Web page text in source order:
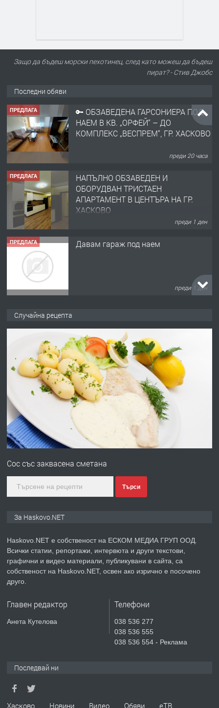
Защо да бъдеш морски пехотинец, след като можеш да бъдеш
пират? - Стив Джобс
Последни обяви
ПРЕДЛАГА
🔑 ОБЗАВЕДЕНА ГАРСОНИЕРА ПОД
НАЕМ В КВ. „ОРФЕЙ“ – ДО
КОМПЛЕКС „ВЕСПРЕМ“, ГР. ХАСКОВО
преди 20 часа
ПРЕДЛАГА
НАПЪЛНО ОБЗАВЕДЕН И
ОБОРУДВАН ТРИСТАЕН
АПАРТАМЕНТ В ЦЕНТЪРА НА ГР.
ХАСКОВО
преди 1 ден
ПРЕДЛАГА Давам гараж под наем
преди 1 ден
градската градина!
преди 1 ден
ПРЕДЛАГА
ПРОСТОРЕН ТРИСТАЕН
АПАРТАМЕНТ В НОВА СГРАДА КВ.
КУБА
ПРЕДЛАГА
Продавам парцел в гр. Хасково кв.
асфалт 0889 537 426
преди 2 дни
ПРЕДЛАГА
№4119 Едностаен обзаведен
Къртене на бетон! Събаряне на
ПРЕДЛАГА
Случайна рецепта
Сос със заквасена сметана
Търси
За Haskovo.NET
Haskovo.NET е собственост на ЕСКОМ МЕДИА ГРУП ООД.
Всички статии, репортажи, интервюта и други текстови,
графични и видео материали, публикувани в сайта, са
собственост на Haskovo.NET, освен ако изрично е посочено
друго.
Главен редактор
Анета Кутелова
Телефони
038 536 277
038 536 555
038 536 554 - Реклама
Последвай ни
Хасково Новини Видео Обяви еТВ